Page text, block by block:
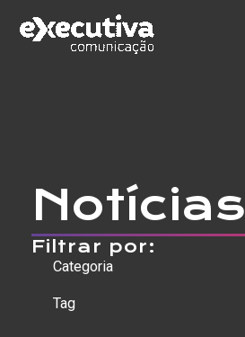
para
Notícias
Filtrar por: